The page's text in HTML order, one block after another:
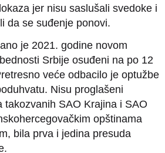
jer nisu saslušali svedoke i
da se suđenje ponovi.
je 2021. godine novom
Srbije osuđeni na po 12
veće odbacilo je optužbe
Nisu proglašeni
SAO Krajina i SAO
opštinama
bila prva i jedina presuda